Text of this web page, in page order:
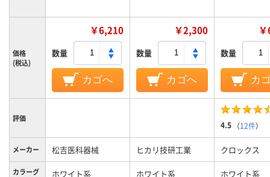
価格
(税込)
￥6,210
数量
カゴへ
￥2,300
数量
カゴへ
数量
カ
評価
4.5 （12件）
メーカー 松吉医科器械 ヒカリ技研工業 クロックス
カラーグ
ホワイト系 ホワイト系 ホワイト系